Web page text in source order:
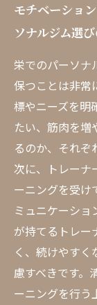
モチベーショ
ソナルジム選
栄でのパーソナ
保つことは非常
標やニーズを明
たい、筋肉を増
るのか、それぞ
次に、トレーナ
ーニングを受け
ミュニケーショ
が持てるトレー
く、続けやす
慮すべきです。
ーニングを行う